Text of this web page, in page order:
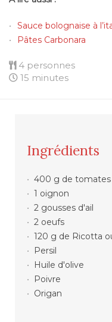
Sauce bolognaise à
Pâtes Carbonara
4 personnes
15 minutes
Ingrédients
400 g de tomates
1 oignon
2 gousses d'ail
2 oeufs
120 g de Ricotta
Persil
Huile d'olive
Poivre
Origan